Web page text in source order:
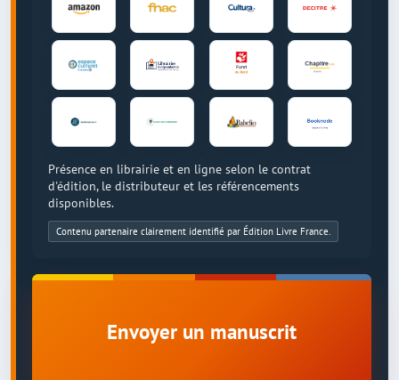
Présence en librairie et en ligne selon le contrat
d'édition, le distributeur et les référencements
disponibles.
Contenu partenaire clairement identifié par Édition Livre France.
Envoyer un manuscrit